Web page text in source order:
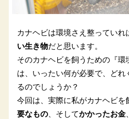
カナヘビは環境さえ整っていれ
い生き物だと思います。
そのカナヘビを飼うための『環
は、いったい何が必要で、どれ
るのでしょうか？
今回は、実際に私がカナヘビを
要なもの、そしてかかったお金